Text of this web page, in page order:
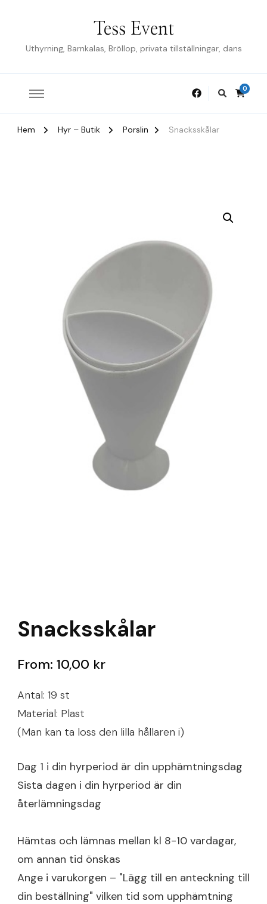
Tess Event
Uthyrning, Barnkalas, Bröllop, privata tillställningar, dans
0
Hem Hyr – Butik Porslin Snacksskålar
Snacksskålar
From: 10,00 kr
Antal: 19 st
Material: Plast
(Man kan ta loss den lilla hållaren i)
Dag 1 i din hyrperiod är din upphämtningsdag
Sista dagen i din hyrperiod är din
återlämningsdag
Hämtas och lämnas mellan kl 8-10 vardagar,
om annan tid önskas
Ange i varukorgen – "Lägg till en anteckning till
din beställning" vilken tid som upphämtning